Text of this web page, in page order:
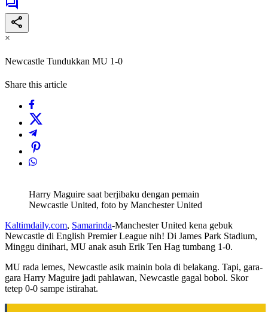
×
Newcastle Tundukkan MU 1-0
Share this article
Harry Maguire saat berjibaku dengan pemain
Newcastle United, foto by Manchester United
Kaltimdaily.com, Samarinda-Manchester United kena gebuk
Newcastle di English Premier League nih! Di James Park Stadium,
Minggu dinihari, MU anak asuh Erik Ten Hag tumbang 1-0.
MU rada lemes, Newcastle asik mainin bola di belakang. Tapi, gara-
gara Harry Maguire jadi pahlawan, Newcastle gagal bobol. Skor
tetep 0-0 sampe istirahat.